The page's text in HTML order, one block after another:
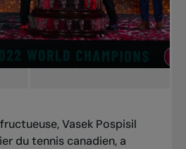
Vasek Pospisil
du tennis canadien, a